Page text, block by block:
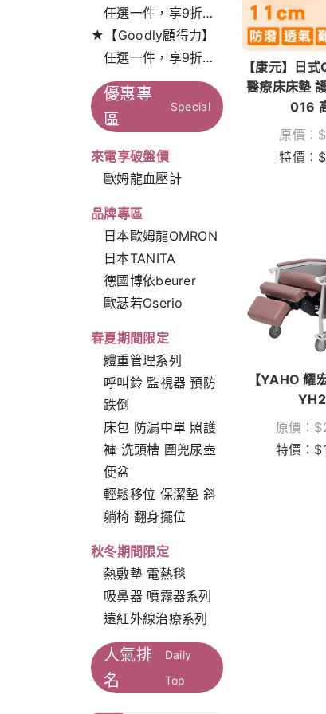
任選一件，享9折特
惠！
★【Goodly顧得力】
任選一件，享9折特
惠！
優惠專
區
Special
來電享破盤價
歐姆龍血壓計
品牌專區
日本歐姆龍OMRON
日本TANITA
德國博依beurer
歐瑟若Oserio
春夏期間限定
體重管理系列
呼叫鈴 監視器 預防
跌倒
床包 防漏中單 照護
褲 洗頭槽 圍兜尿壺
便盆
輕鬆移位 保潔墊 斜
躺椅 翻身擺位
秋冬期間限定
熱敷墊 電熱毯
吸鼻器 噴霧器系列
遠紅外線治療系列
人氣排
名
Daily
Top
【康元】日
醫療床床墊
016
原價： $
特價： $
【YAHO 耀
原價： $
特價： $